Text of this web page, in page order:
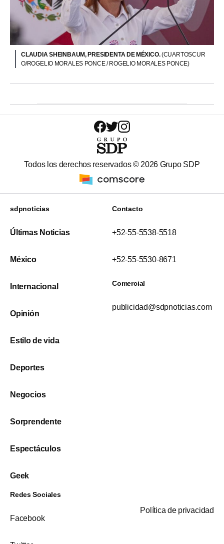
CLAUDIA SHEINBAUM, PRESIDENTA DE MÉXICO.(CUARTOSCUR
O/ROGELIO MORALES PONCE / ROGELIO MORALES PONCE)
Todos los derechos reservados © 2026 Grupo SDP
sdpnoticias
Últimas Noticias
México
Internacional
Opinión
Estilo de vida
Deportes
Negocios
Sorprendente
Espectáculos
Geek
Contacto
+52-55-5538-5518
+52-55-5530-8671
Comercial
publicidad@sdpnoticias.com
Redes Sociales
Facebook
Política de privacidad